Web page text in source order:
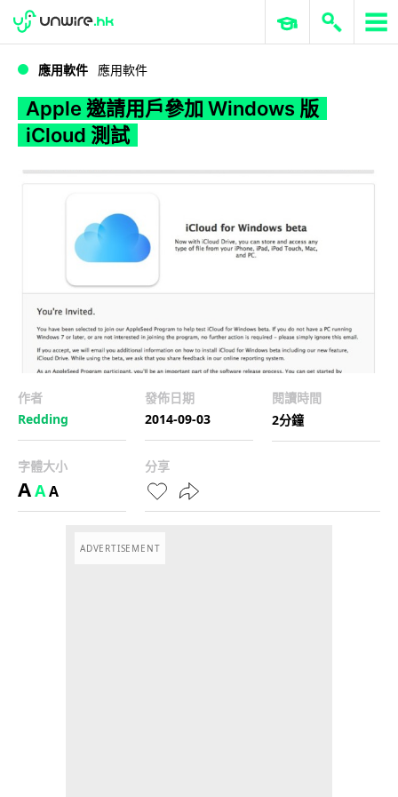
WWDC 2026 ERP 與商業 AI
應用軟件 應用軟件
Apple 邀請用戶參加 Windows 版
iCloud 測試
作者
Redding
發佈日期
2014-09-03
閱讀時間
2分鐘
字體大小
AAA
分享
ADVERTISEMENT